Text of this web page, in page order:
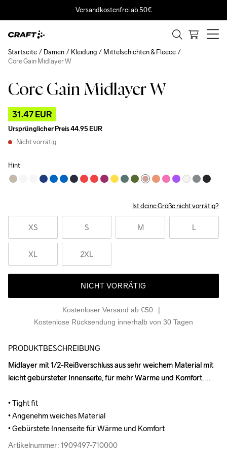
Versandkostenfrei ab 50€
Core Gain Midlayer W
31.47 EUR
Ursprünglicher Preis44.95 EUR
Nicht vorrätig
Hint
Ist deine Größe nicht vorrätig?
XS S M L
XL 2XL
NICHT VORRÄTIG
Kostenloser Versand ab €50
Kostenlose Rücksendung innerhalb von 30 Tagen
Startseite Damen Kleidung
Mittelschichten & Fleece
Core Gain Midlayer W
Outlet
PRODUKTBESCHREIBUNG
Midlayer mit 1/2-Reißverschluss aus sehr weichem Material mit
leicht gebürsteter Innenseite, für mehr Wärme und Komfort.
• Tight fit
• Angenehm weiches Material
• Gebürstete Innenseite für Wärme und Komfort
Artikelnummer: 1909497-710000
Midlayer mit 1/2-Reißverschluss aus sehr weichem Material mit
leicht gebürsteter Innenseite, für mehr Wärme und Komfort.
• Tight fit
• Angenehm weiches Material
• Gebürstete Innenseite für Wärme und Komfort
Artikelnummer: 1909497-710000